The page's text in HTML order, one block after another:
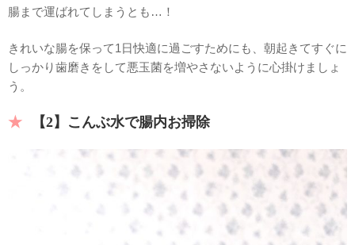
腸まで運ばれてしまうとも…！
きれいな腸を保って1日快適に過ごすためにも、朝起きてすぐに
しっかり歯磨きをして悪玉菌を増やさないように心掛けましょ
う。
【2】こんぶ水で腸内お掃除